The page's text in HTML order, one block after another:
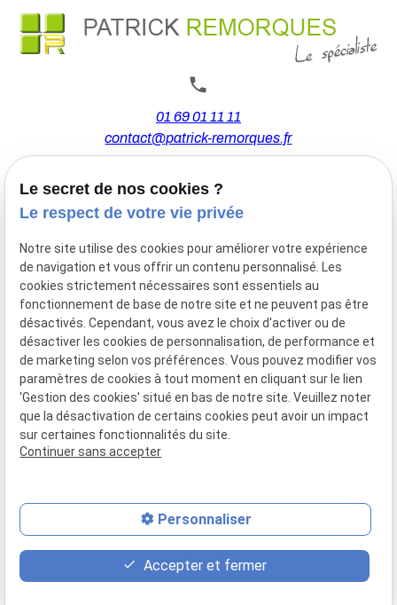
01 69 01 11 11
contact@patrick-remorques.fr
44 Avenue de la Division Leclerc
91160 BALLAINVILLIERS
Du Mardi au Samedi
De 9h00 à 12h30 et de 13h30 à 18h00
Le Lundi sur rendez-vous.
Mentions
légales
Politique de
confidentialité
Gestion
des
cookies
Plan du
site
Siret :77556328100028
place
Plan d'accès
contact_page
Contact
phone
01 69 01 11 11
Le secret de nos cookies ?
Le respect de votre vie privée
Notre site utilise des cookies pour améliorer votre expérience
de navigation et vous offrir un contenu personnalisé. Les
cookies strictement nécessaires sont essentiels au
fonctionnement de base de notre site et ne peuvent pas être
désactivés. Cependant, vous avez le choix d'activer ou de
désactiver les cookies de personnalisation, de performance et
de marketing selon vos préférences. Vous pouvez modifier vos
paramètres de cookies à tout moment en cliquant sur le lien
'Gestion des cookies' situé en bas de notre site. Veuillez noter
que la désactivation de certains cookies peut avoir un impact
sur certaines fonctionnalités du site.
Continuer sans accepter
Personnaliser
Accepter et fermer